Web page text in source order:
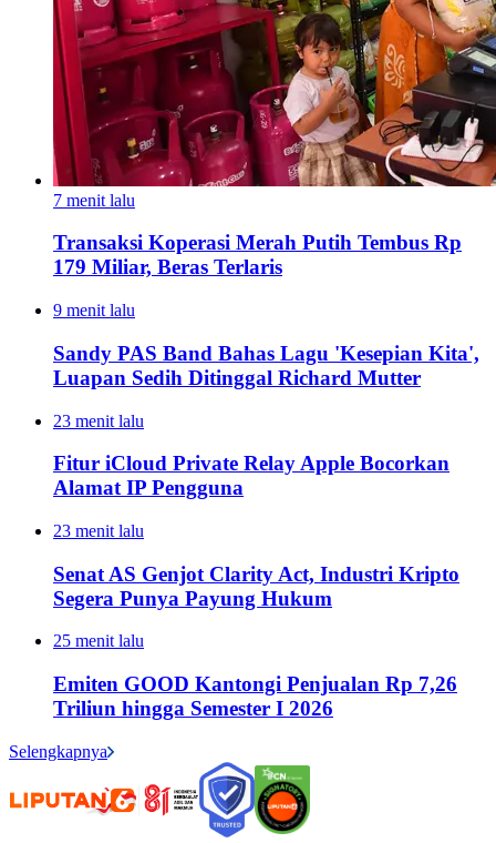
7 menit lalu
Transaksi Koperasi Merah Putih Tembus Rp
179 Miliar, Beras Terlaris
9 menit lalu
Sandy PAS Band Bahas Lagu 'Kesepian Kita',
Luapan Sedih Ditinggal Richard Mutter
23 menit lalu
Fitur iCloud Private Relay Apple Bocorkan
Alamat IP Pengguna
23 menit lalu
Senat AS Genjot Clarity Act, Industri Kripto
Segera Punya Payung Hukum
25 menit lalu
Emiten GOOD Kantongi Penjualan Rp 7,26
Triliun hingga Semester I 2026
Selengkapnya